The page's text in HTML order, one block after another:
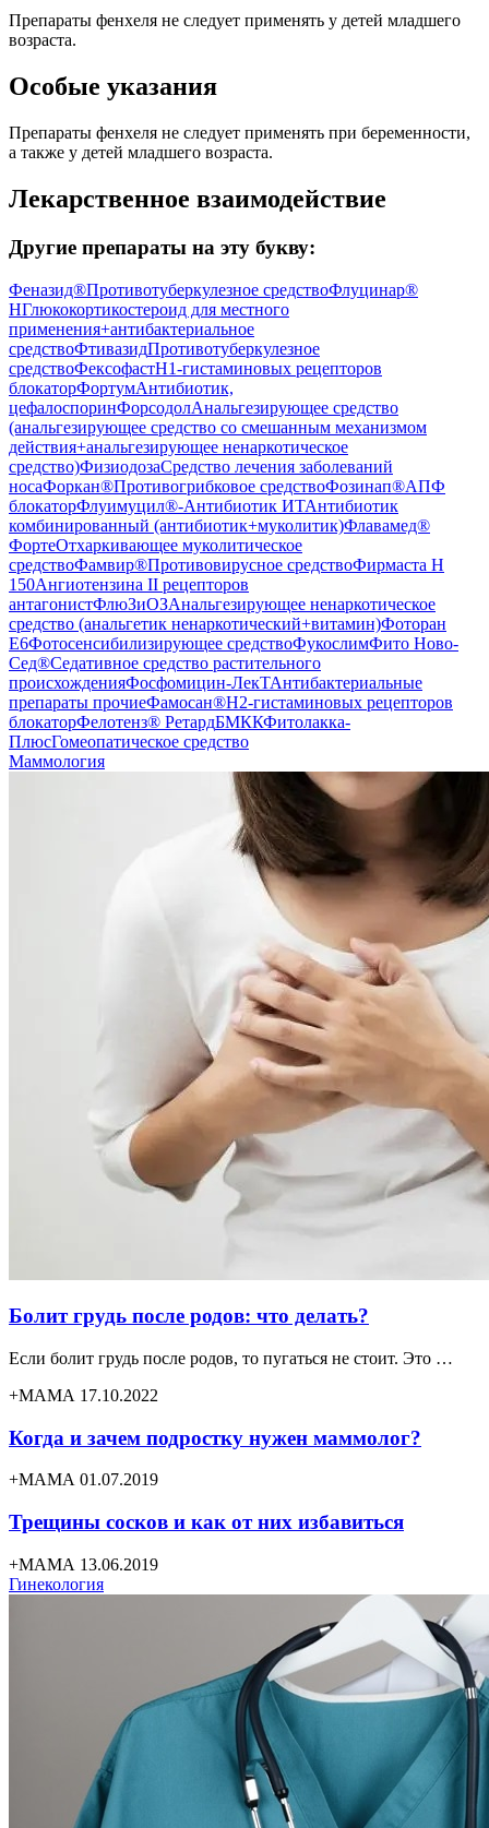
Препараты фенхеля не следует применять у детей младшего
возраста.
Особые указания
Препараты фенхеля не следует применять при беременности,
а также у детей младшего возраста.
Лекарственное взаимодействие
Другие препараты на эту букву:
Феназид®Противотуберкулезное средствоФлуцинар®
НГлюкокортикостероид для местного
применения+антибактериальное
средствоФтивазидПротивотуберкулезное
средствоФексофастH1-гистаминовых рецепторов
блокаторФортумАнтибиотик,
цефалоспоринФорсодолАнальгезирующее средство
(анальгезирующее средство со смешанным механизмом
действия+анальгезирующее ненаркотическое
средство)ФизиодозаСредство лечения заболеваний
носаФоркан®Противогрибковое средствоФозинап®АПФ
блокаторФлуимуцил®-Антибиотик ИТАнтибиотик
комбинированный (антибиотик+муколитик)Флавамед®
ФортеОтхаркивающее муколитическое
средствоФамвир®Противовирусное средствоФирмаста Н
150Ангиотензина II рецепторов
антагонистФлюЗиОЗАнальгезирующее ненаркотическое
средство (анальгетик ненаркотический+витамин)Фоторан
Е6Фотосенсибилизирующее средствоФукослимФито Ново-
Сед®Седативное средство растительного
происхожденияФосфомицин-ЛекТАнтибактериальные
препараты прочиеФамосан®H2-гистаминовых рецепторов
блокаторФелотенз® РетардБМККФитолакка-
ПлюсГомеопатическое средство
Маммология
Болит грудь после родов: что делать?
Если болит грудь после родов, то пугаться не стоит. Это …
+МАМА 17.10.2022
Когда и зачем подростку нужен маммолог?
+МАМА 01.07.2019
Трещины сосков и как от них избавиться
+МАМА 13.06.2019
Гинекология